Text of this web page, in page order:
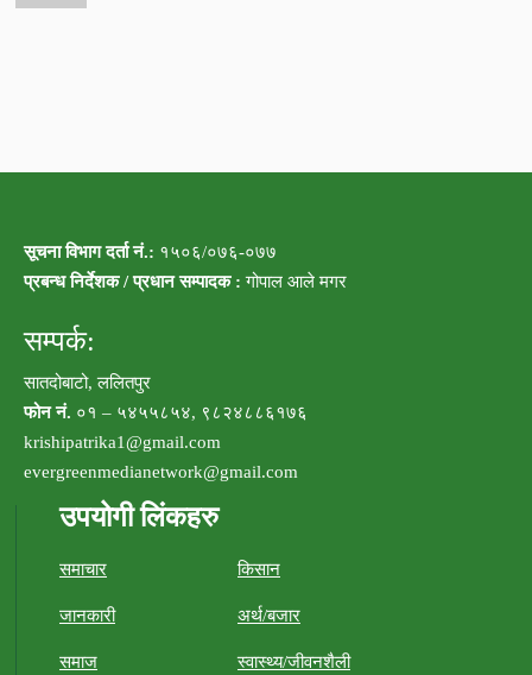
सूचना विभाग दर्ता नं.: १५०६/०७६-०७७
प्रबन्ध निर्देशक / प्रधान सम्पादक : गोपाल आले मगर
सम्पर्क:
सातदोबाटो, ललितपुर
फोन नं. ०१ – ५४५५८५४, ९८२४८८६१७६
krishipatrika1@gmail.com
evergreenmedianetwork@gmail.com
उपयोगी लिंकहरु
समाचार किसान
जानकारी अर्थ/बजार
समाज स्वास्थ्य/जीवनशैली